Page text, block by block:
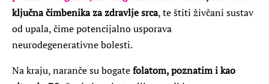
ključna čimbenika za zdravlje srca, te štiti živčani sustav
od upala, čime potencijalno usporava
neurodegenerativne bolesti.
Na kraju, naranče su bogatefolatom, poznatim i kao